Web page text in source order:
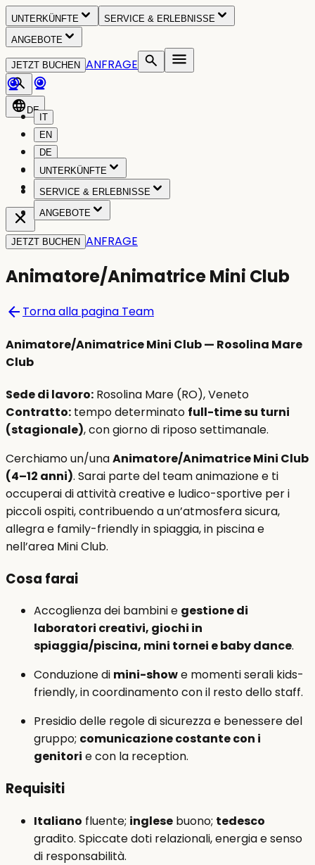
UNTERKÜNFTE
SERVICE & ERLEBNISSE
ANGEBOTE
JETZT BUCHEN ANFRAGE
DE
IT
EN
DE
NL
PL
UNTERKÜNFTE
SERVICE & ERLEBNISSE
ANGEBOTE
JETZT BUCHEN ANFRAGE
Animatore/Animatrice Mini Club
arrow_back Torna alla pagina Team
Animatore/Animatrice Mini Club — Rosolina Mare
Club
Sede di lavoro: Rosolina Mare (RO), Veneto
Contratto: tempo determinato full-time su turni
(stagionale), con giorno di riposo settimanale.
Cerchiamo un/unaAnimatore/Animatrice Mini Club
(4–12 anni). Sarai parte del team animazione e ti
occuperai di attività creative e ludico-sportive per i
piccoli ospiti, contribuendo a un’atmosfera sicura,
allegra e family-friendly in spiaggia, in piscina e
nell’area Mini Club.
Cosa farai
Accoglienza dei bambini e gestione di
laboratori creativi, giochi in
spiaggia/piscina, mini tornei e baby dance.
Conduzione di mini-showe momenti serali kids-
friendly, in coordinamento con il resto dello staff.
Presidio delle regole di sicurezza e benessere del
gruppo; comunicazione costante con i
genitori e con la reception.
Requisiti
Italiano fluente; inglese buono; tedesco
gradito. Spiccate doti relazionali, energia e senso
di responsabilità.